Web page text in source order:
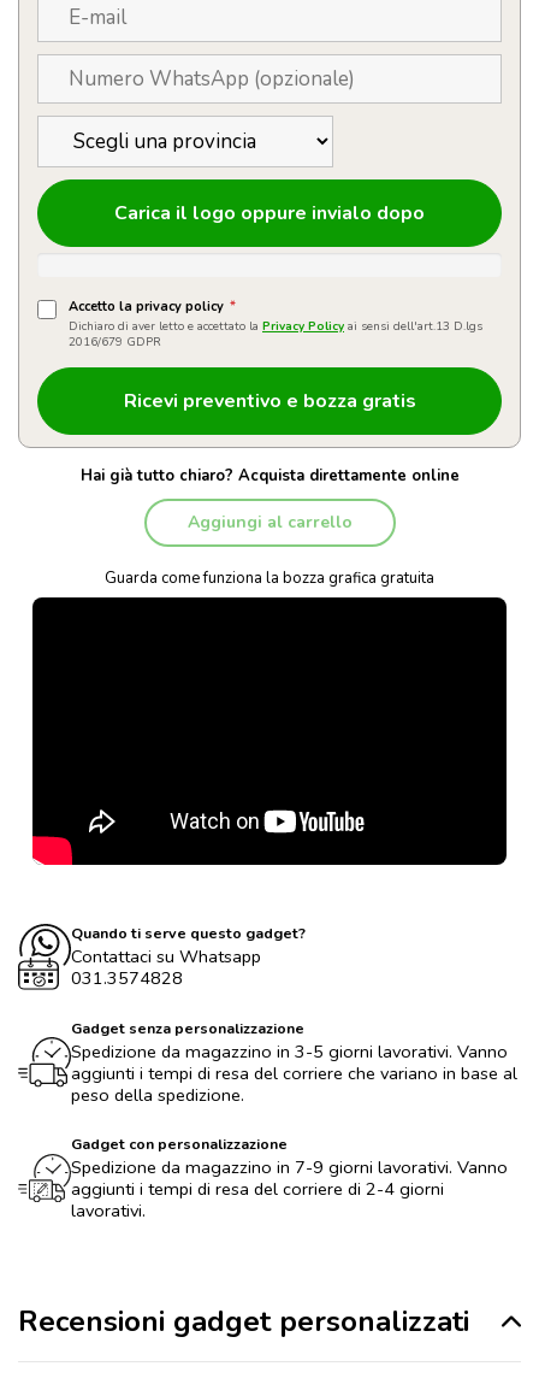
Carica il logo oppure invialo dopo
Accetto la privacy policy *
Dichiaro di aver letto e accettato la Privacy Policy ai sensi dell'art.13 D.lgs
2016/679 GDPR
Hai già tutto chiaro? Acquista direttamente online
Aggiungi al carrello
Guarda come funziona la bozza grafica gratuita
Quando ti serve questo gadget?
Contattaci su Whatsapp
031.3574828
Gadget senza personalizzazione
Spedizione da magazzino in 3-5 giorni lavorativi. Vanno
aggiunti i tempi di resa del corriere che variano in base al
peso della spedizione.
Gadget con personalizzazione
Spedizione da magazzino in 7-9 giorni lavorativi. Vanno
aggiunti i tempi di resa del corriere di 2-4 giorni
lavorativi.
Recensioni gadget personalizzati